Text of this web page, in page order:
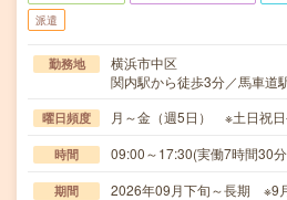
派遣
勤務地
横浜市中区
関内駅から徒歩3分／馬車道
曜日頻度 月～金（週5日） ※土日祝日
時間 09:00～17:30(実働7時間30
期間 2026年09月下旬～長期 ※9